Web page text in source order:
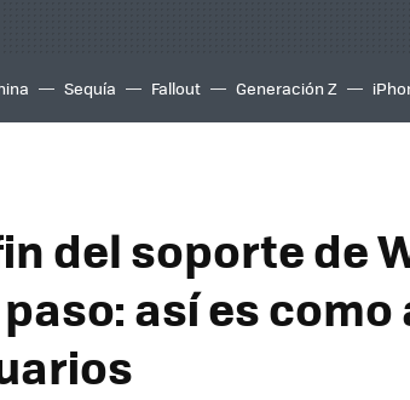
Sequía Fallout Generación Z
del soporte de
así es